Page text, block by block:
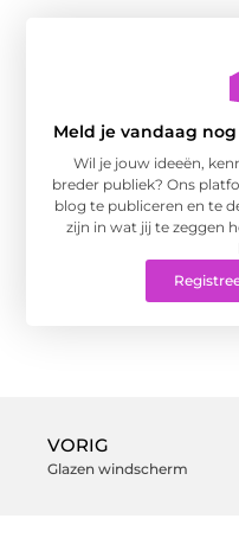
Meld je vandaag
Wil je jouw ideeën,
breder publiek? Ons
blog te publiceren en te
zijn in wat jij te zeggen
VORIG
Glazen windscherm